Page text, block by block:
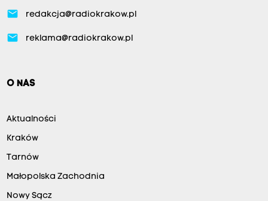
email redakcja@radiokrakow.pl
email reklama@radiokrakow.pl
O NAS
Aktualności
Kraków
Tarnów
Małopolska Zachodnia
Nowy Sącz